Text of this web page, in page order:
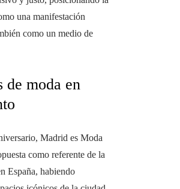
una manifestación
como un medio de
de moda en
Madrid es Moda
como referente de la
España, habiendo